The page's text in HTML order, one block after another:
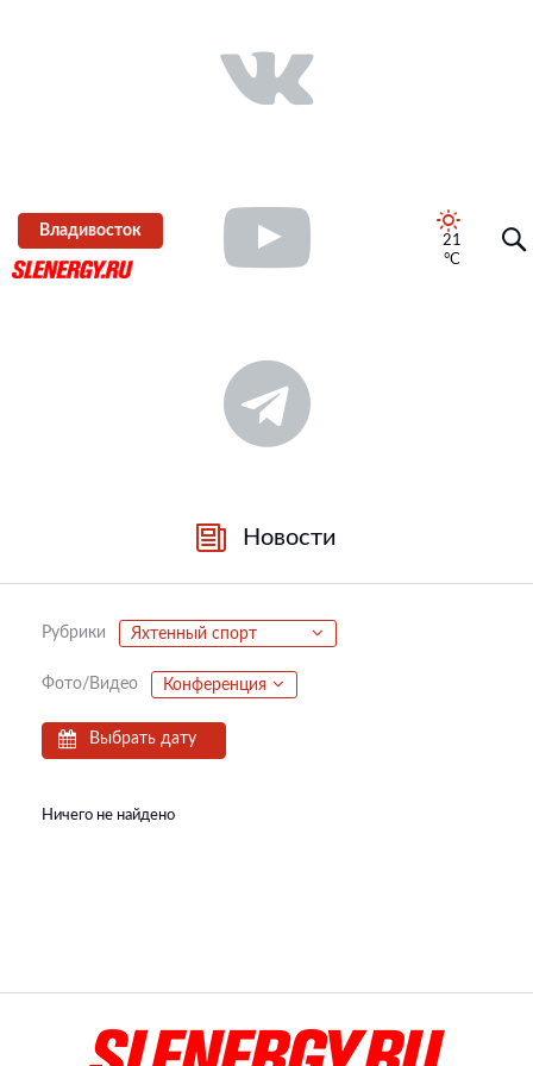
Владивосток
21
°C
Новости
Рубрики Яхтенный спорт
Фото/Видео Конференция
Выбрать дату
Ничего не найдено